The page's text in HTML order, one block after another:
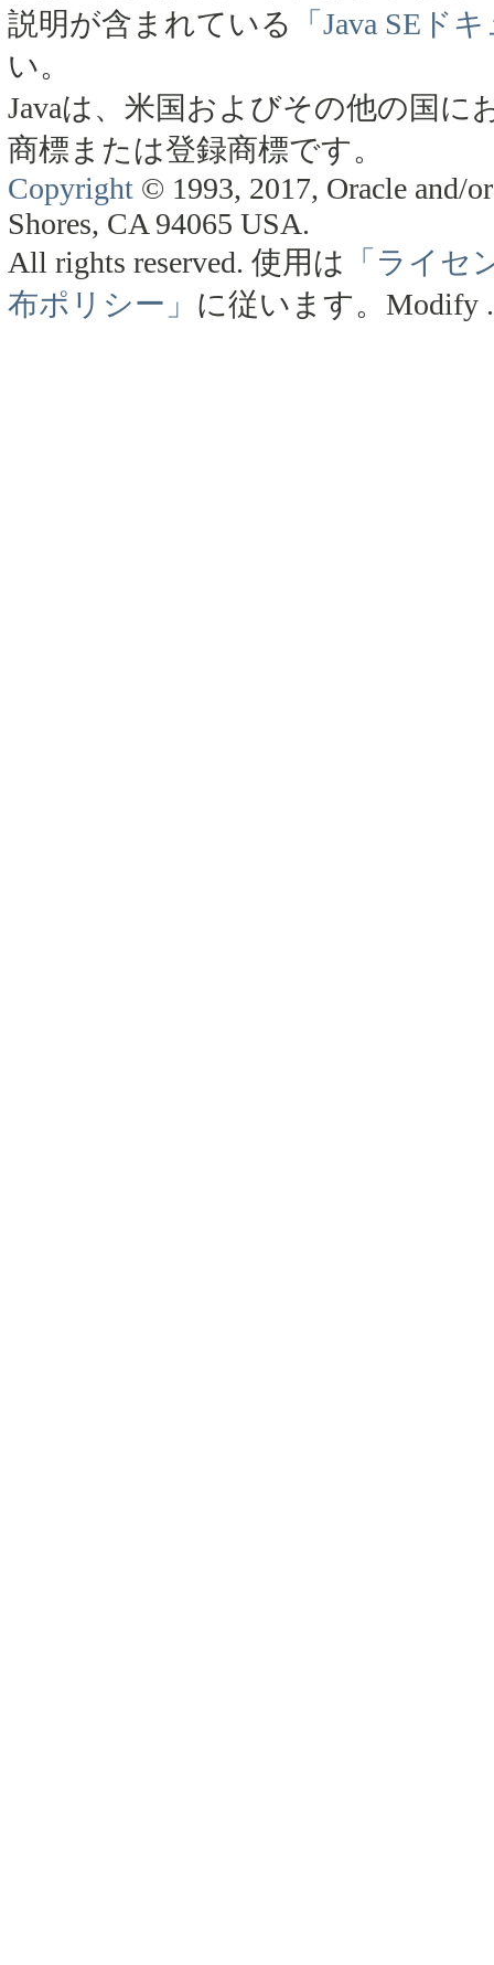
説明が含まれている
「Java SEド
い。
Javaは、米国およびその他の国に
商標または登録商標です。
Copyright © 1993, 2017, Oracle and/
Shores, CA 94065 USA.
All rights reserved. 使用は 「ライセ
布ポリシー」 に従います。 Modify